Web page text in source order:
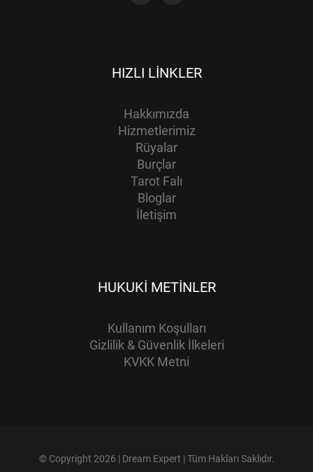
HIZLI LINKLER
Hakkımızda
Hizmetlerimiz
Rüyalar
Burçlar
Tarot Falı
Bloglar
İletişim
HUKUKI METINLER
Kullanım Koşulları
Gizlilik & Güvenlik İlkeleri
KVKK Metni
© Copyright 2026 | Dream Expert | Tüm Hakları Saklıdır.